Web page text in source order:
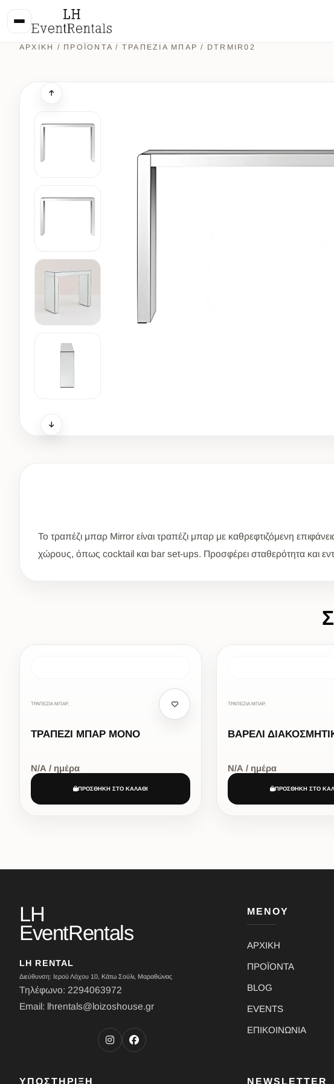
ΑΡΧΙΚΉ / ΠΡΟΪΌΝΤΑ/ ΤΡΑΠΕΖΙΑ ΜΠΑΡ / DTRMIR02
Το τραπέζι μπαρ Mirror είναι τραπέζι μπαρ με καθρεφτιζόμενη
χώρους, όπως cocktail και bar set-ups. Προσφέρει σταθερότητα και
ΤΡΑΠΕΖΙΑ ΜΠΑΡ,
ΤΡΑΠΕΖΙ ΜΠΑΡ ΜΟΝΟ
Ν/Α / ημέρα
ΠΡΟΣΘΗΚΗ ΣΤΟ ΚΑΛΑΘΙ
ΤΡΑΠΕΖΙΑ ΜΠΑΡ,
ΒΑΡΕΛΙ
Ν/Α / ημέρα
ΠΡΟΣΘΗΚΗ ΣΤΟ
LH
EventRentals
LH RENTAL
Διεύθυνση: Ιερού Λόχου 10, Κάτω Σούλι, Μαραθώνας
Τηλέφωνο: 2294063972
Email: lhrentals@loizoshouse.gr
ΜΕΝΟΥ
ΑΡΧΙΚΗ
ΠΡΟΪΟΝΤΑ
BLOG
EVENTS
ΕΠΙΚΟΙΝΩΝΙΑ
ΥΠΟΣΤΗΡΙΞΗ NEWSLETTER